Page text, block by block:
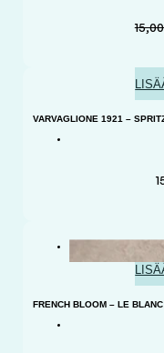
VARVAGLIONE 1921 –
FRENCH BLOOM – LE